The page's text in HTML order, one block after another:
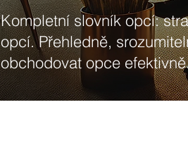
Kompletní slovník opcí:
opcí. Přehledně,
obchodovat opce